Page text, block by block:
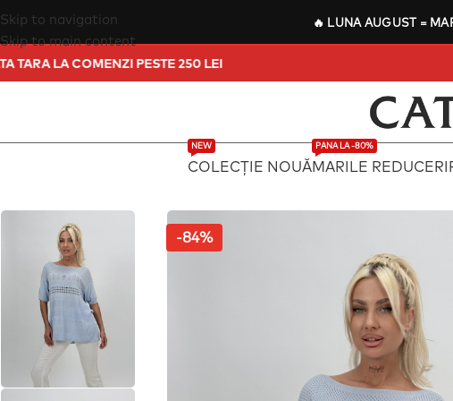
🔥 LUNA AUGUST=
Skip to navigation
Skip to main content
IN TOATA TARA LA COMENZI PESTE 250 LEI
COLECȚIE NOUĂ
NEW
MARILE REDUCERI
PANA LA -80%
-84%